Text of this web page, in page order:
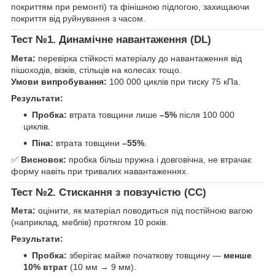
покриттям при ремонті) та фінішною підлогою, захищаючи
покриття від руйнування з часом.
Тест №1. Динамічне навантаження (DL)
Мета: перевірка стійкості матеріалу до навантаження від
пішоходів, візків, стільців на колесах тощо.
Умови випробування: 100 000 циклів при тиску 75 кПа.
Результати:
Пробка: втрата товщини лише –5% після 100 000
циклів.
Піна: втрата товщини –55%
✅ Висновок: пробка більш пружна і довговічна, не втрачає
форму навіть при тривалих навантаженнях.
Тест №2. Стискання з повзучістю (CC)
Мета: оцінити, як матеріал поводиться під постійною вагою
(наприклад, меблів) протягом 10 років.
Результати:
Пробка: зберігає майже початкову товщину — менше
10% втрат (10 мм → 9 мм).